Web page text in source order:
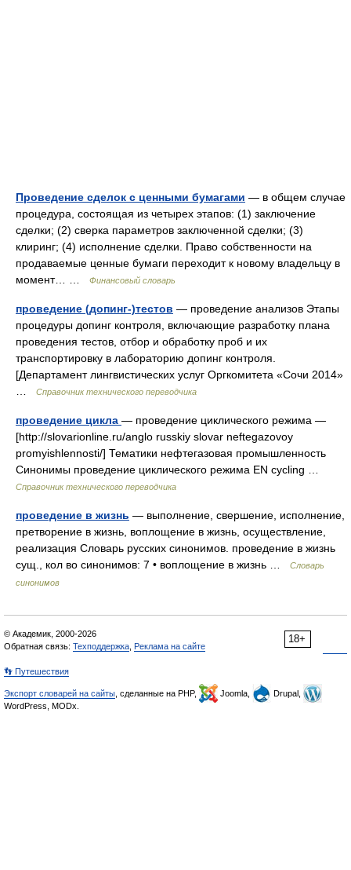
Проведение сделок с ценными бумагами — в общем случае
процедура, состоящая из четырех этапов: (1) заключение
сделки; (2) сверка параметров заключенной сделки; (3)
клиринг; (4) исполнение сделки. Право собственности на
продаваемые ценные бумаги переходит к новому владельцу в
момент… …
Финансовый словарь
проведение (допинг-)тестов — проведение анализов Этапы
процедуры допинг контроля, включающие разработку плана
проведения тестов, отбор и обработку проб и их
транспортировку в лабораторию допинг контроля.
[Департамент лингвистических услуг Оргкомитета «Сочи 2014»
Справочник технического переводчика
проведение цикла — проведение циклического режима —
[http://slovarionline.ru/anglo russkiy slovar neftegazovoy
promyishlennosti/] Тематики нефтегазовая промышленность
Синонимы проведение циклического режима EN cycling …
Справочник технического переводчика
проведение в жизнь — выполнение, свершение, исполнение,
претворение в жизнь, воплощение в жизнь, осуществление,
реализация Словарь русских синонимов. проведение в жизнь
сущ., кол во синонимов: 7 • воплощение в жизнь …
Словарь
синонимов
18+
© Академик, 2000-2026
Обратная связь: Техподдержка Реклама на сайте
👣 Путешествия
Экспорт словарей на сайты , сделанные на PHP, Joomla,
Drupal,
WordPress, MODx.